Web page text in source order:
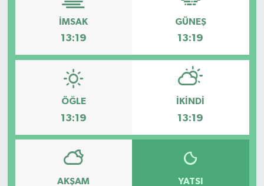
İMSAK
13:19
GÜNEŞ
13:19
ÖĞLE
13:19
İKINDI
13:19
AKŞAM YATSI